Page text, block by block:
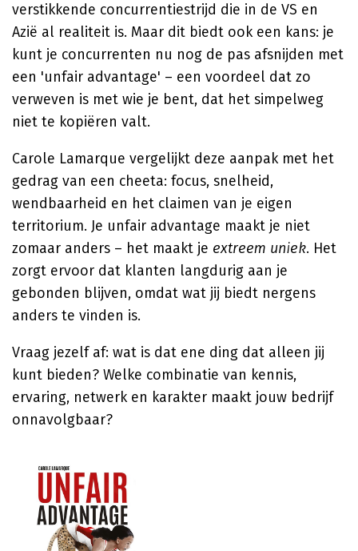
verstikkende concurrentiestrijd die in de VS en
Azië al realiteit is. Maar dit biedt ook een kans: je
kunt je concurrenten nu nog de pas afsnijden met
een 'unfair advantage' – een voordeel dat zo
verweven is met wie je bent, dat het simpelweg
niet te kopiëren valt.
Carole Lamarque vergelijkt deze aanpak met het
gedrag van een cheeta: focus, snelheid,
wendbaarheid en het claimen van je eigen
territorium. Je unfair advantage maakt je niet
zomaar anders – het maakt je extreem uniek. Het
zorgt ervoor dat klanten langdurig aan je
gebonden blijven, omdat wat jij biedt nergens
anders te vinden is.
Vraag jezelf af: wat is dat ene ding dat alleen jij
kunt bieden? Welke combinatie van kennis,
ervaring, netwerk en karakter maakt jouw bedrijf
onnavolgbaar?